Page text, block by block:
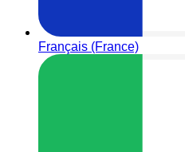
Français (France)